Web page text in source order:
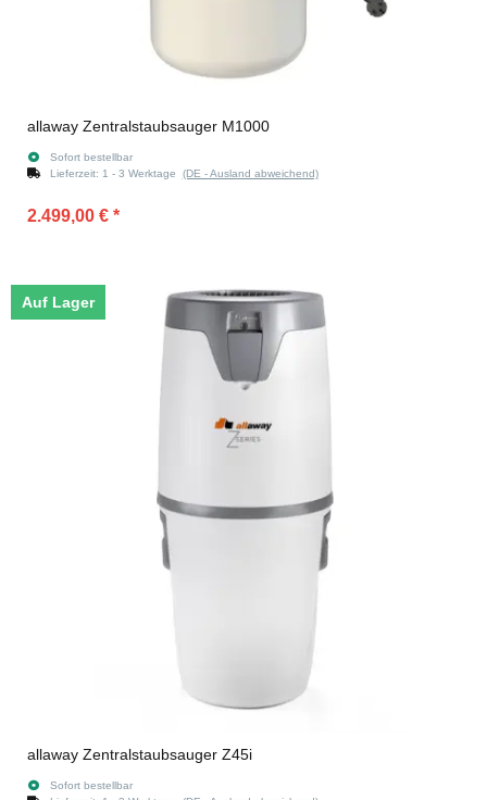
allaway Zentralstaubsauger M1000
Sofort bestellbar
Lieferzeit: 1 - 3 Werktage (DE - Ausland abweichend)
2.499,00 € *
Auf Lager
allaway Zentralstaubsauger Z45i
Sofort bestellbar